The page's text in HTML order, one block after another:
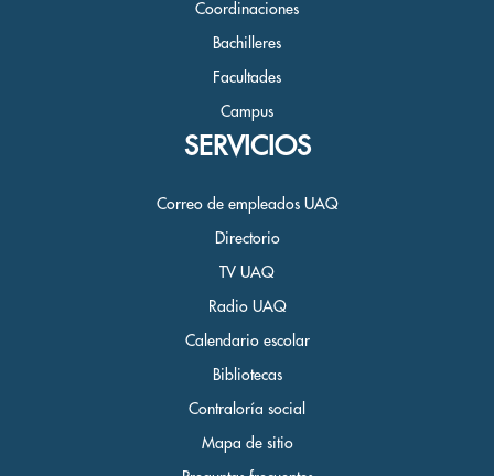
Coordinaciones
Bachilleres
Facultades
Campus
SERVICIOS
Correo de empleados UAQ
Directorio
TV UAQ
Radio UAQ
Calendario escolar
Bibliotecas
Contraloría social
Mapa de sitio